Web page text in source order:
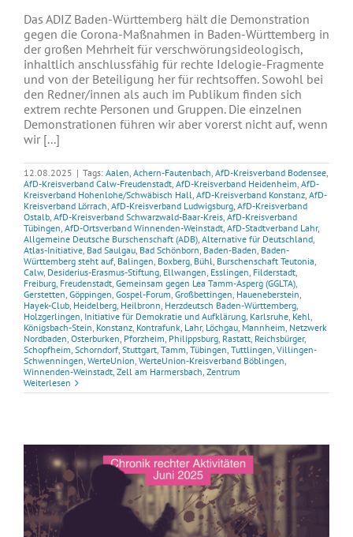
Das ADIZ Baden-Württemberg hält die Demonstration
gegen die Corona-Maßnahmen in Baden-Württemberg in
der großen Mehrheit für verschwörungsideologisch,
inhaltlich anschlussfähig für rechte Idelogie-Fragmente
und von der Beteiligung her für rechtsoffen. Sowohl bei
den Redner/innen als auch im Publikum finden sich
extrem rechte Personen und Gruppen. Die einzelnen
Demonstrationen führen wir aber vorerst nicht auf, wenn
wir [...]
12.08.2025 | Tags: Aalen, Achern-Fautenbach, AfD-Kreisverband Bodensee,
AfD-Kreisverband Calw-Freudenstadt, AfD-Kreisverband Heidenheim, AfD-
Kreisverband Hohenlohe/Schwäbisch Hall, AfD-Kreisverband Konstanz, AfD-
Kreisverband Lörrach, AfD-Kreisverband Ludwigsburg, AfD-Kreisverband
Ostalb, AfD-Kreisverband Schwarzwald-Baar-Kreis, AfD-Kreisverband
Tübingen, AfD-Ortsverband Winnenden-Weinstadt, AfD-Stadtverband Lahr,
Allgemeine Deutsche Burschenschaft (ADB), Alternative für Deutschland,
Atlas-Initiative, Bad Saulgau, Bad Schönborn, Baden-Baden, Baden-
Württemberg steht auf, Balingen, Boxberg, Bühl, Burschenschaft Teutonia,
Calw, Desiderius-Erasmus-Stiftung, Ellwangen, Esslingen, Filderstadt,
Freiburg, Freudenstadt, Gemeinsam gegen Lea Tamm-Asperg (GGLTA),
Gerstetten, Göppingen, Gospel-Forum, Großbettingen, Haueneberstein,
Hayek-Club, Heidelberg, Heilbronn, Herzdeutsch Baden-Württemberg,
Holzgerlingen, Initiative für Demokratie und Aufklärung, Karlsruhe, Kehl,
Königsbach-Stein, Konstanz, Kontrafunk, Lahr, Löchgau, Mannheim, Netzwerk
Nordbaden, Osterburken, Pforzheim, Philippsburg, Rastatt, Reichsbürger,
Schopfheim, Schorndorf, Stuttgart, Tamm, Tübingen, Tuttlingen, Villingen-
Schwenningen, WerteUnion, WerteUnion-Kreisverband Böblingen,
Winnenden-Weinstadt, Zell am Harmersbach, Zentrum
Weiterlesen